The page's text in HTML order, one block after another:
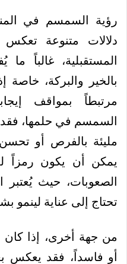
رؤية السمسم في
دلالات متنوعة تعكس
المستقبلية، غالباً
بالخير والبركة، خاصة
مرتبطاً بمواقف
السمسم في حلمها،
مليئة بالفرص أو
يمكن أن يكون رمزاً
الصعوبات، حيث
تحتاج إلى عناية لينمو
من جهة أخرى، إذا كان
أو فاسداً، فقد يعكس